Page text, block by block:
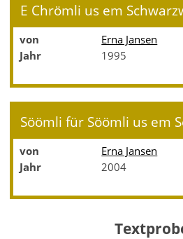
E Chrömli us em
von
Erna Jansen
Jahr
1995
Söömli für Söömli us em
von
Erna Jansen
Jahr
2004